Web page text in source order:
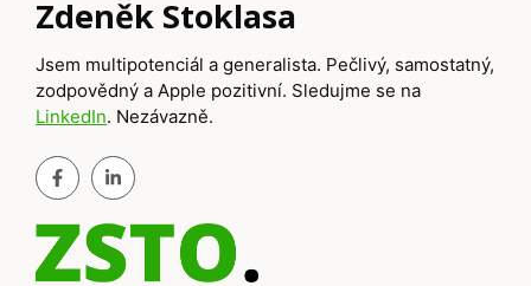
Zdeněk Stoklasa
Jsem multipotenciál a generalista. Pečlivý, samostatný,
zodpovědný a Apple pozitivní. Sledujme se na
LinkedIn. Nezávazně.